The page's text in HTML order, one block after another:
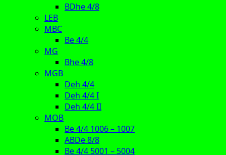
BDhe 4/8
LEB
MBC
Be 4/4
MG
Bhe 4/8
MGB
Deh 4/4
Deh 4/4 I
Deh 4/4 II
MOB
Be 4/4 1006 – 1007
ABDe 8/8
Be 4/4 5001 – 5004